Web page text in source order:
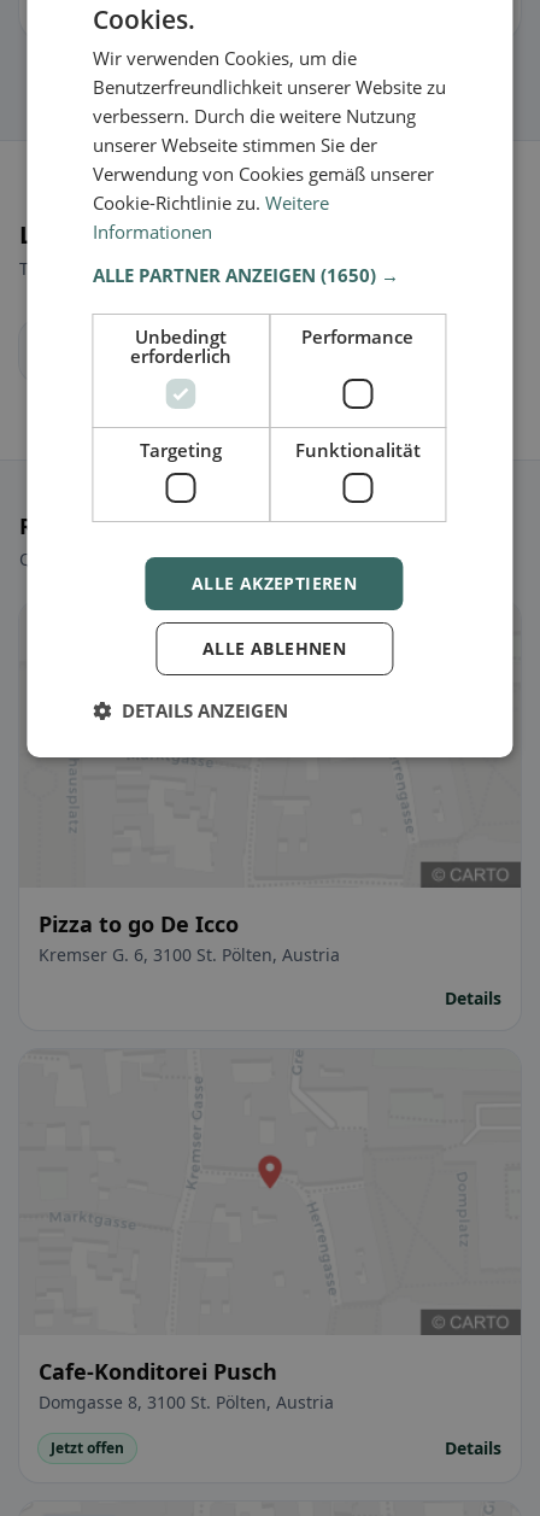
Così puoi gestire orari, menu e informazioni.
Luoghi nelle vicinanze
Trova il luogo giusto per la tua ricerca di ristoranti.
Ristoranti selezionati
Qualche scelta per iniziare subito.
Pizza to go De Icco
Kremser G. 6, 3100 St. Pölten, Austria
Details
Cafe-Konditorei Pusch
Domgasse 8, 3100 St. Pölten, Austria
Jetzt offen Details
Cookies.
Wir verwenden Cookies, um die
Benutzerfreundlichkeit unserer Website zu
verbessern. Durch die weitere Nutzung
unserer Webseite stimmen Sie der
Verwendung von Cookies gemäß unserer
Cookie-Richtlinie zu.Weitere
Informationen
ALLE PARTNER ANZEIGEN(1650) →
Unbedingt
erforderlich
Performance
Targeting Funktionalität
ALLE AKZEPTIEREN
ALLE ABLEHNEN
DETAILS ANZEIGEN